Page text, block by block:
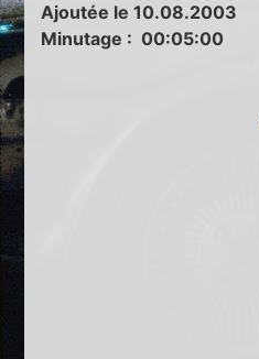
Ajoutée le 10.08.2003
Minutage : 00:05:00